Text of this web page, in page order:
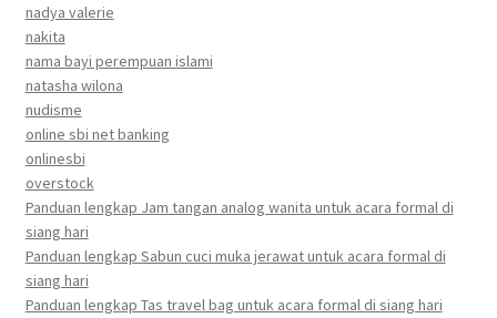
nadya valerie
nakita
nama bayi perempuan islami
natasha wilona
nudisme
online sbi net banking
onlinesbi
overstock
Panduan lengkap Jam tangan analog wanita untuk acara formal di
siang hari
Panduan lengkap Sabun cuci muka jerawat untuk acara formal di
siang hari
Panduan lengkap Tas travel bag untuk acara formal di siang hari